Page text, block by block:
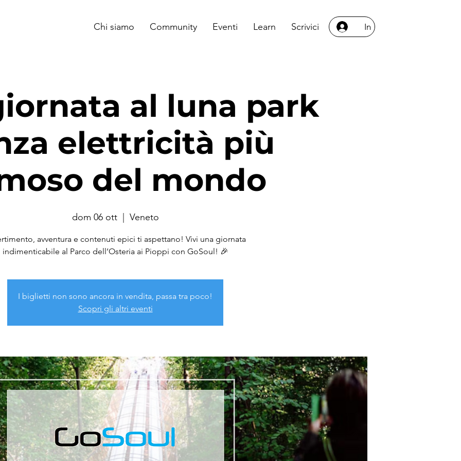
Chi siamo Community Eventi Learn Scrivici In
al luna park
elettricità più
del mondo
dom 06 ott
  |
Veneto
avventura e contenuti epici ti aspettano! Vivi una giornata
indimenticabile al Parco dell’Osteria ai Pioppi con GoSoul! 🎉
I biglietti non sono ancora in vendita, passa tra poco!
Scopri gli altri eventi